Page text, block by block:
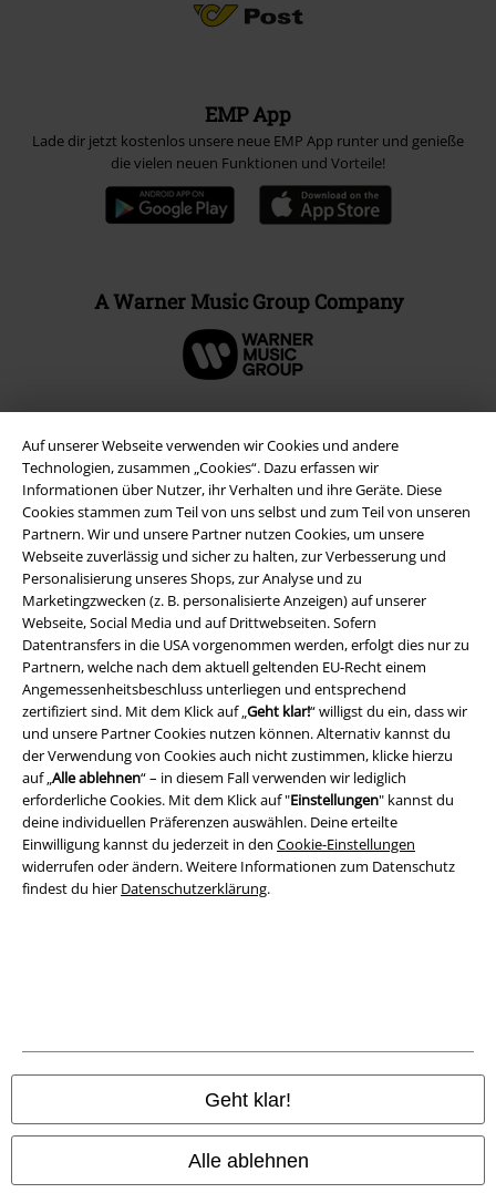
Auf unserer Webseite verwenden wir Cookies und andere
Technologien, zusammen „Cookies“. Dazu erfassen wir
Informationen über Nutzer, ihr Verhalten und ihre Geräte. Diese
Cookies stammen zum Teil von uns selbst und zum Teil von unseren
Partnern. Wir und unsere Partner nutzen Cookies, um unsere
Webseite zuverlässig und sicher zu halten, zur Verbesserung und
Personalisierung unseres Shops, zur Analyse und zu
Marketingzwecken (z. B. personalisierte Anzeigen) auf unserer
Webseite, Social Media und auf Drittwebseiten. Sofern
Datentransfers in die USA vorgenommen werden, erfolgt dies nur zu
Partnern, welche nach dem aktuell geltenden EU-Recht einem
Angemessenheitsbeschluss unterliegen und entsprechend
zertifiziert sind. Mit dem Klick auf „Geht klar!“ willigst du ein, dass wir
und unsere Partner Cookies nutzen können. Alternativ kannst du
der Verwendung von Cookies auch nicht zustimmen, klicke hierzu
auf „Alle ablehnen“ – in diesem Fall verwenden wir lediglich
erforderliche Cookies. Mit dem Klick auf "Einstellungen" kannst du
deine individuellen Präferenzen auswählen. Deine erteilte
Einwilligung kannst du jederzeit in den Cookie-Einstellungen
widerrufen oder ändern. Weitere Informationen zum Datenschutz
findest du hier Datenschutzerklärung.
Geht klar!
Alle ablehnen
EMP App
Lade dir jetzt kostenlos unsere neue EMP App runter und genieße
die vielen neuen Funktionen und Vorteile!
A Warner Music Group Company
Rechtliches
AGB
Impressum
Datenschutz
Entsorgung und Umweltschutz
Konformitätserklärung
© 1986-2026 E.M.P. Merchandising HGmbH